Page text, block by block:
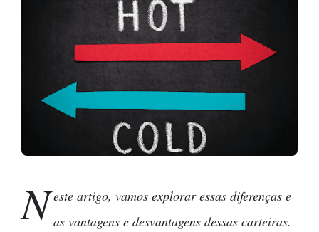
N este artigo, vamos explorar essas diferenças e
as vantagens e desvantagens dessas carteiras.